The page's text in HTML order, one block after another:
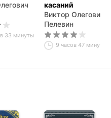
33 минуты
касаний
Виктор Олегович
Пелевин
9 часов 47 минут